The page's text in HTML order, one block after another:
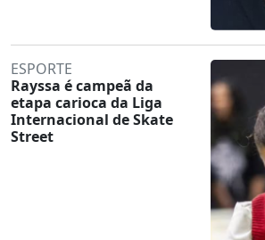
ESPORTE
Rayssa é campeã da
etapa carioca da Liga
Internacional de Skate
Street